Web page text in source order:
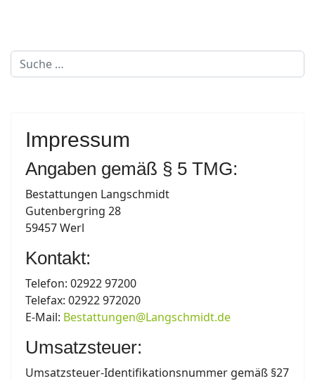
Suchen
Impressum
Angaben gemäß § 5 TMG:
Bestattungen Langschmidt
Gutenbergring 28
59457 Werl
Kontakt:
Telefon: 02922 97200
Telefax: 02922 972020
E-Mail: Bestattungen@Langschmidt.de
Umsatzsteuer:
Umsatzsteuer-Identifikationsnummer gemäß §27